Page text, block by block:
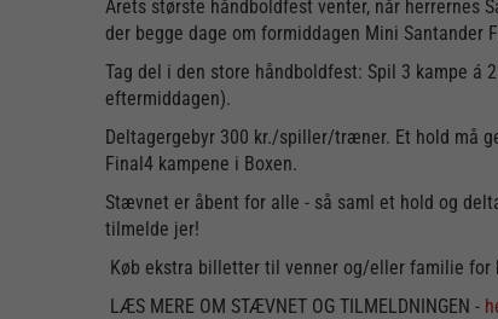
Årets største håndboldfest venter, når herrernes
der begge dage om formiddagen Mini Santander
Tag del i den store håndboldfest: Spil 3 kampe á
eftermiddagen).
Deltagergebyr 300 kr./spiller/træner. Et hold må
Final4 kampene i Boxen.
Stævnet er åbent for alle - så saml et hold og
tilmelde jer!
Køb ekstra billetter til venner og/eller familie for
LÆS MERE OM STÆVNET OG TILMELDNINGEN -